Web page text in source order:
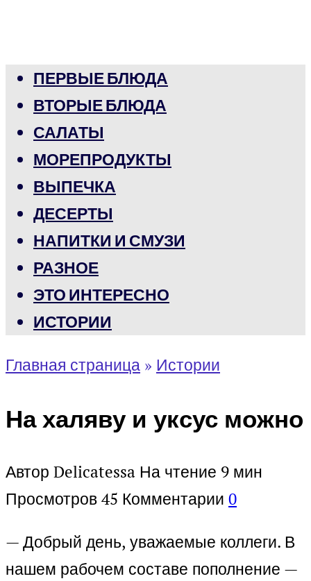
ПЕРВЫЕ БЛЮДА
ВТОРЫЕ БЛЮДА
САЛАТЫ
МОРЕПРОДУКТЫ
ВЫПЕЧКА
ДЕСЕРТЫ
НАПИТКИ И СМУЗИ
РАЗНОЕ
ЭТО ИНТЕРЕСНО
ИСТОРИИ
Главная страница » Истории
На халяву и уксус можно
Автор Delicatessa На чтение 9 мин
Просмотров45 Комментарии 0
— Добрый день, уважаемые коллеги. В
нашем рабочем составе пополнение —